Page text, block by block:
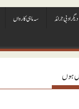
ديگر ادبی جرائد سہ ماہی کارواں
ہوں